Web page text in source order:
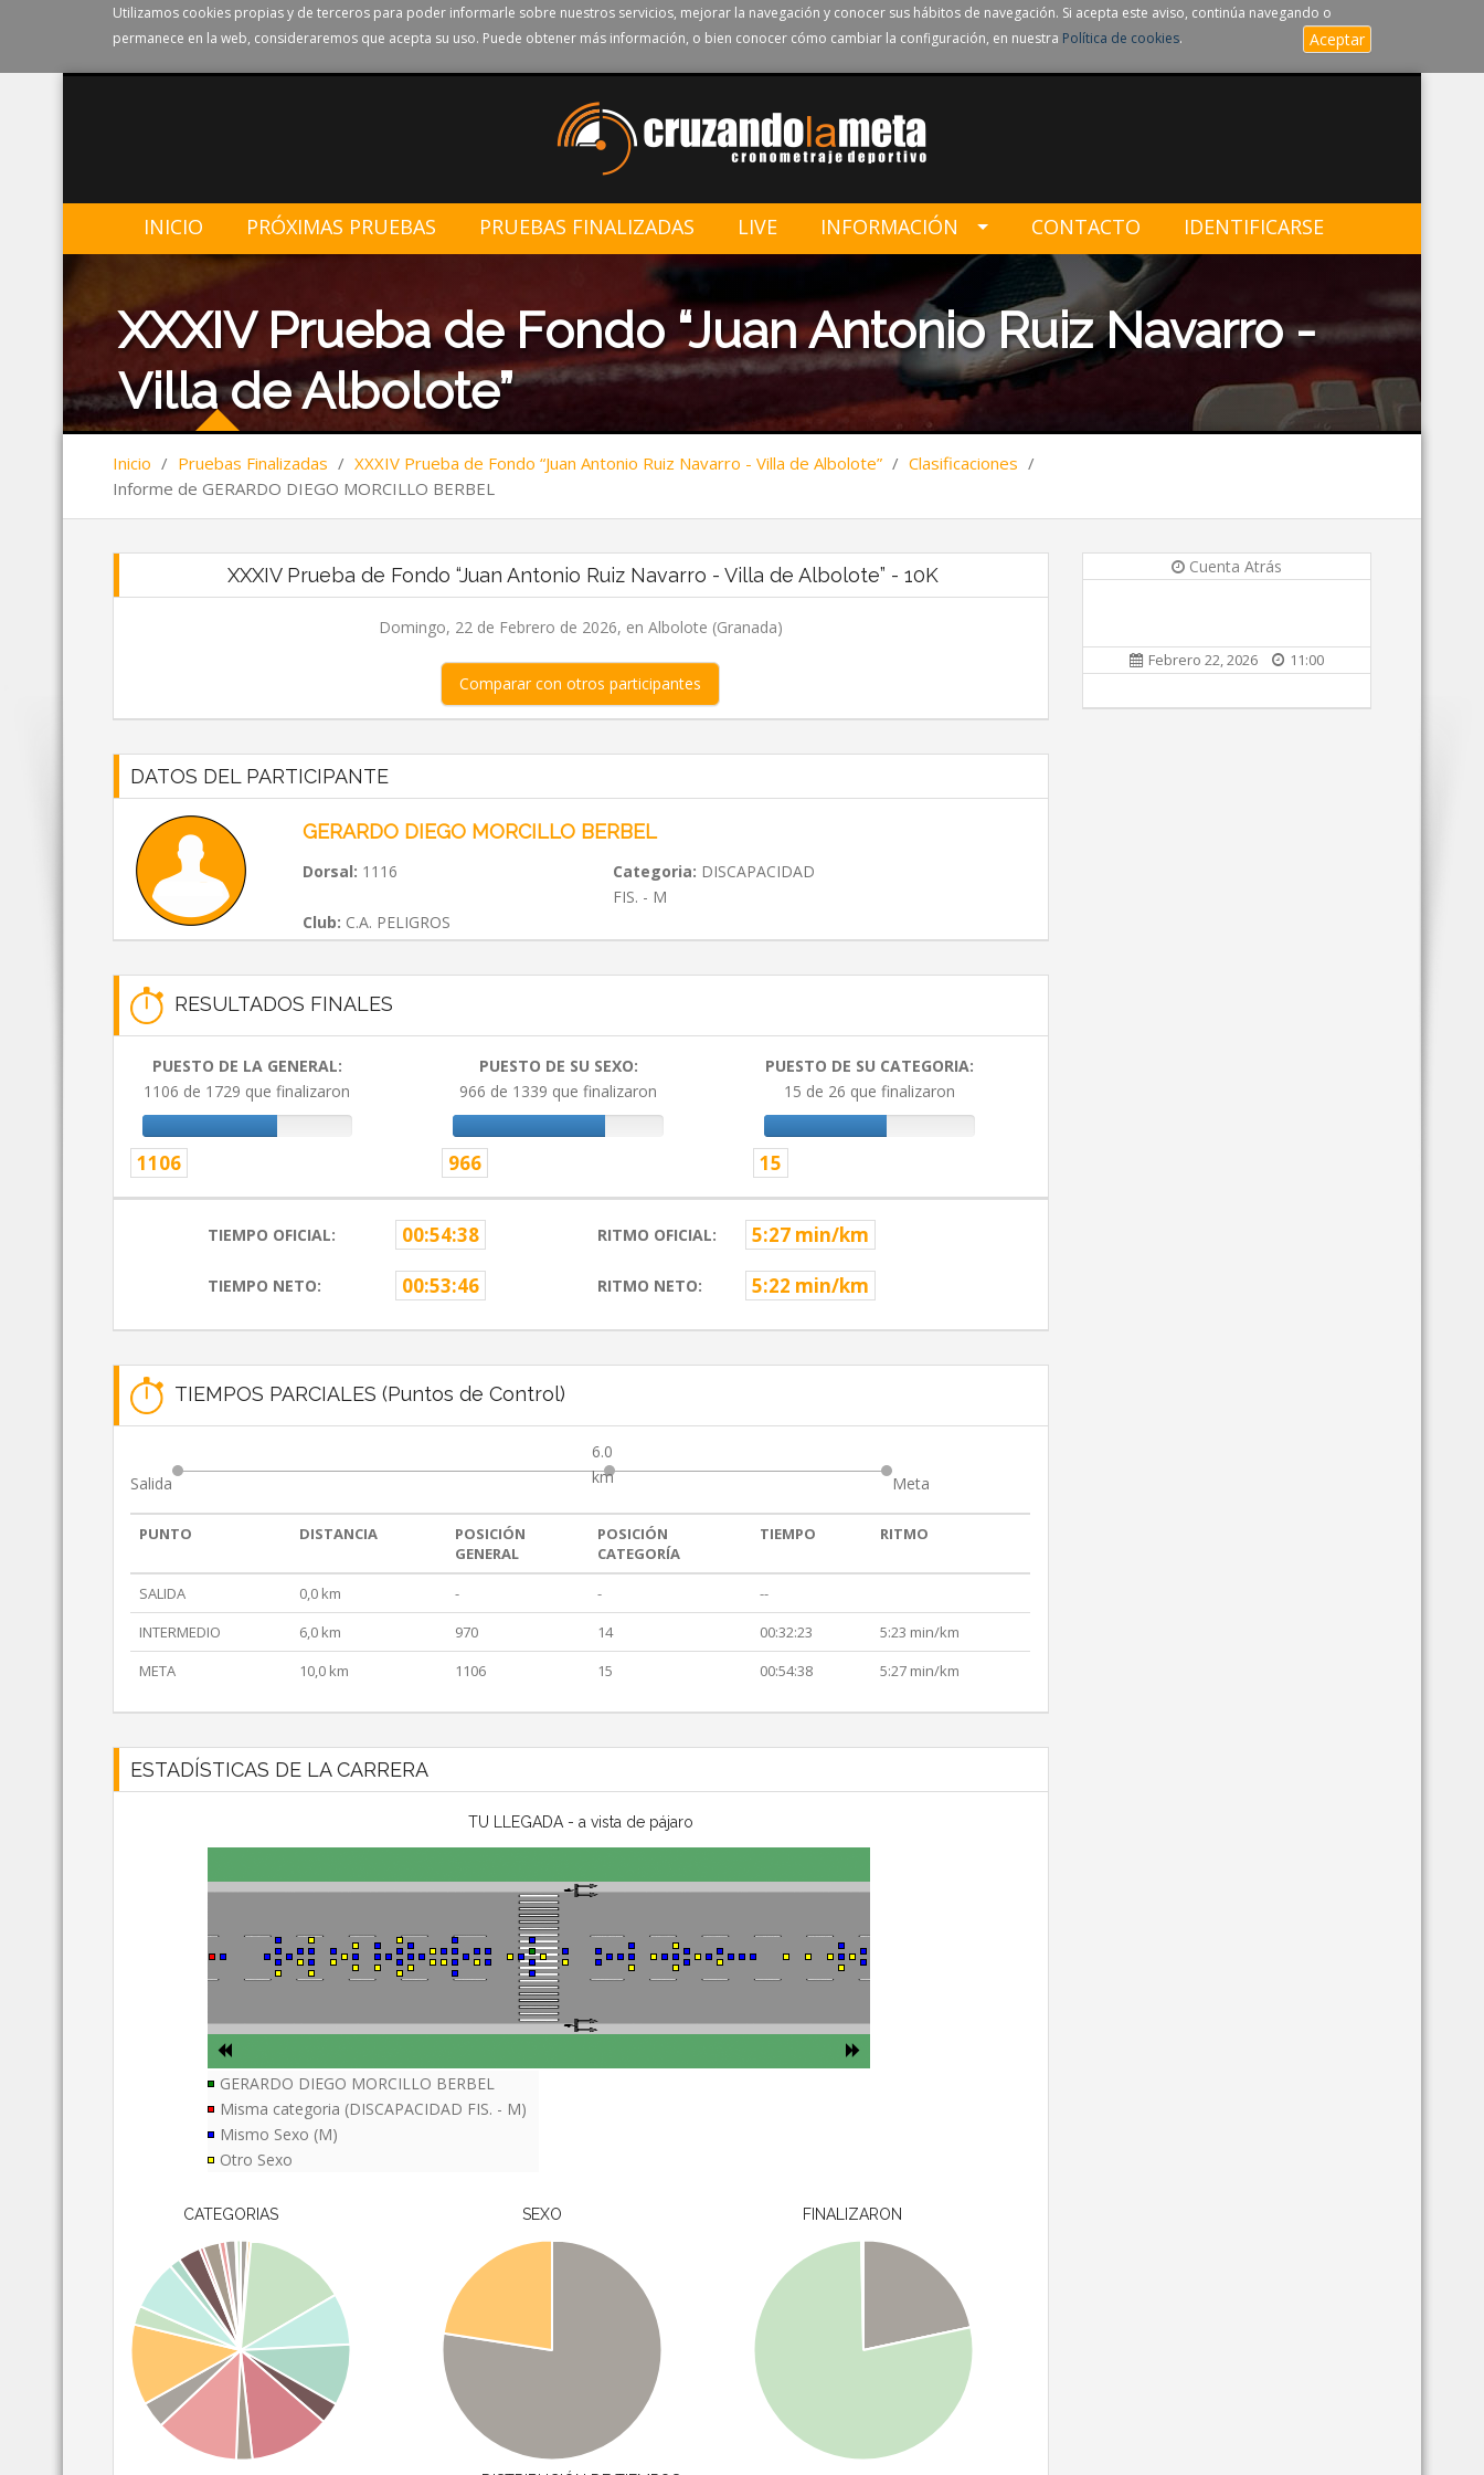
Utilizamos cookies propias y de terceros para poder informarle sobre nuestros servicios, mejorar la navegación y conocer sus hábitos de navegación. Si acepta este aviso, continúa navegando o
permanece en la web, consideraremos que acepta su uso. Puede obtener más información, o bien conocer cómo cambiar la configuración, en nuestra Política de cookies. Aceptar
INICIO PRÓXIMAS PRUEBAS PRUEBAS FINALIZADAS LIVE INFORMACIÓN CONTACTO IDENTIFICARSE
XXXIV Prueba de Fondo “Juan Antonio Ruiz Navarro -
Villa de Albolote”
Inicio / Pruebas Finalizadas / XXXIV Prueba de Fondo “Juan Antonio Ruiz Navarro - Villa de Albolote” / Clasificaciones /
Informe de GERARDO DIEGO MORCILLO BERBEL
XXXIV Prueba de Fondo “Juan Antonio Ruiz Navarro - Villa de Albolote” - 10K
Domingo, 22 de Febrero de 2026, en Albolote (Granada)
Comparar con otros participantes
DATOS DEL PARTICIPANTE
GERARDO DIEGO MORCILLO BERBEL
Dorsal: 1116 Categoria: DISCAPACIDAD
FIS. - M
Club: C.A. PELIGROS
RESULTADOS FINALES
PUESTO DE LA GENERAL:
1106 de 1729 que finalizaron
1106
PUESTO DE SU SEXO:
966 de 1339 que finalizaron
966
PUESTO DE SU CATEGORIA:
15 de 26 que finalizaron
15
TIEMPO OFICIAL: 00:54:38 RITMO OFICIAL: 5:27 min/km
TIEMPO NETO: 00:53:46 RITMO NETO: 5:22 min/km
TIEMPOS PARCIALES (Puntos de Control)
Salida
6.0
km
Meta
PUNTO DISTANCIA
POSICIÓN
GENERAL
POSICIÓN
CATEGORÍA
TIEMPO RITMO
SALIDA 0,0 km - -
--
INTERMEDIO
6,0 km 970 14 00:32:23
5:23 min/km
META
10,0 km 1106 15 00:54:38 5:27 min/km
ESTADÍSTICAS DE LA CARRERA
TU LLEGADA - a vista de pájaro
GERARDO DIEGO MORCILLO BERBEL
Misma categoria (DISCAPACIDAD FIS. - M)
Mismo Sexo (M)
Otro Sexo
CATEGORIAS SEXO FINALIZARON
Cuenta Atrás
Febrero 22, 2026 11:00